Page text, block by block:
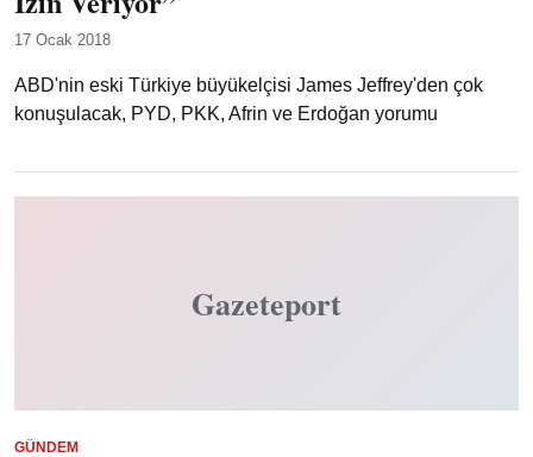
17 Ocak 2018
ABD'nin eski Türkiye büyükelçisi James Jeffrey'den çok
konuşulacak, PYD, PKK, Afrin ve Erdoğan yorumu
Gazeteport
GÜNDEM